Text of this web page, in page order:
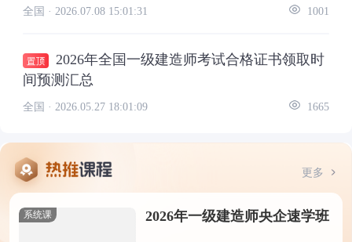
全国 · 2026.07.08 15:01:31 1001
2026年全国一级建造师考试合格证书领取时
间预测汇总
全国 · 2026.05.27 18:01:09 1665
更多
系统课 2026年一级建造师央企速学班